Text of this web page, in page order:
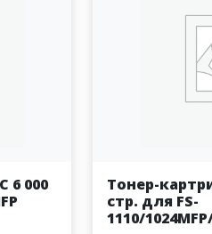
6 000
Тонер-
стр. для FS-
1110/